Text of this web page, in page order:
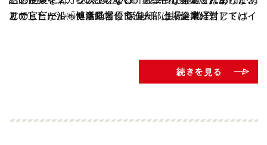
この宣言に沿った活動として、一部上場企業に対しては
り、
んでしたが、「健康経営優良法人」は、健康経営アドバイ
アサヒビール㈱博多工場 保健師 住德 松子